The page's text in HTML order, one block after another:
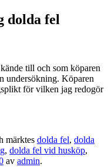
dolda fel
till och som köparen
undersökning. Köparen
för vilken jag redogör
märktes dolda fel, dolda
, dolda fel vid husköp,
av admin.